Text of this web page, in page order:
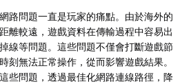
路問題一直是玩家的痛點。由於海外的
離較遠，遊戲資料在傳輸過程中容易出
線等問題。這些問題不僅會打斷遊戲節
刻無法正常操作，從而影響遊戲結果。
些問題，透過最佳化網路連線路徑，降